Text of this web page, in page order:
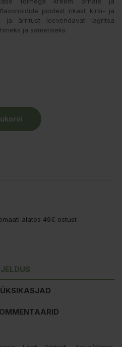
poolest rikast kirsi- ja
ja ärritust leevendavat lagritsa
ja sametiseks.
alates 49€ ostust